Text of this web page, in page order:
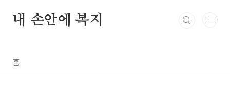
내 손안에 복지
홈